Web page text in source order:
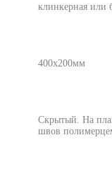
клинкерная или
400х200мм
Скрытый. На
швов